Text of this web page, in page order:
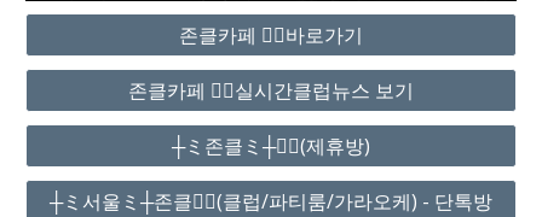
존클카페 ❤️‍🔥바로가기
존클카페 ❤️‍🔥실시간클럽뉴스 보기
┼ミ존클ミ┼❤️‍🔥(제휴방)
┼ミ서울ミ┼존클❤️‍🔥(클럽/파티룸/가라오케) - 단톡방